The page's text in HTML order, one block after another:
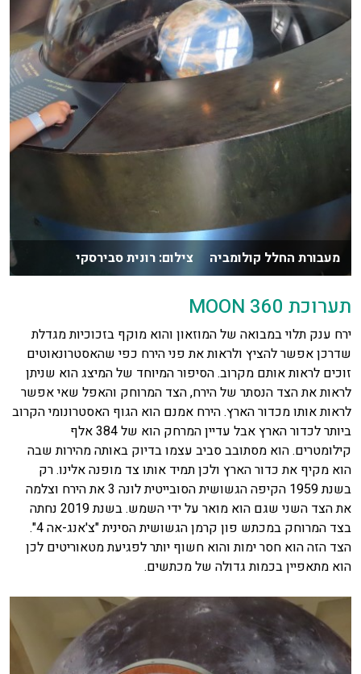
מעבורת החלל קולומביה צילום: רונית סבירסקי
תערוכת 360 MOON
ירח ענק תלוי במבואה של המוזאון והוא מוקף בזכוכיות מגדלת
שדרכן אפשר להציץ ולראות את פני הירח כפי שהאסטרונאוטים
זוכים לראות אותם מקרוב. הסיפור המיוחד של המיצג הוא שניתן
לראות את הצד הנסתר של הירח, הצד המרוחק והאפל שאי אפשר
לראות אותו מכדור הארץ. הירח אמנם הוא הגוף האסטרונומי הקרוב
ביותר לכדור הארץ אבל עדיין המרחק הוא של 384 אלף
קילומטרים. הוא מסתובב סביב עצמו בדיוק באותה מהירות שבה
הוא מקיף את כדור הארץ ולכן תמיד אותו צד מופנה אלינו. רק
בשנת 1959 הקיפה הגשושית הסובייטית לונה 3 את הירח וצלמה
את הצד השני שגם הוא מואר על ידי השמש. בשנת 2019 נחתה
בצד המרוחק במכתש פון קרמן הגשושית הסינית "צ'אנג-אה 4".
הצד הזה הוא חסר ימות והוא חשוף יותר לפגיעת מטאוריטים לכן
הוא מתאפיין בכמות גדולה של מכתשים.